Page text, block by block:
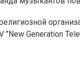
"New Generation